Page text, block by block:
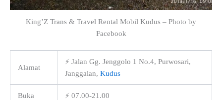
King’Z Trans & Travel Rental Mobil Kudus – Photo by
Facebook
Alamat
⚡ Jalan Gg. Jenggolo 1 No.4, Purwosari,
Janggalan, Kudus
Buka ⚡ 07.00-21.00